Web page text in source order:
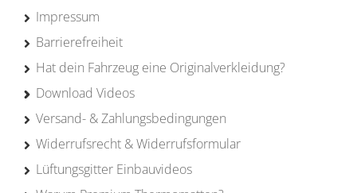
Impressum
Barrierefreiheit
Hat dein Fahrzeug eine Originalverkleidung?
Download Videos
Versand- & Zahlungsbedingungen
Widerrufsrecht & Widerrufsformular
Lüftungsgitter Einbauvideos